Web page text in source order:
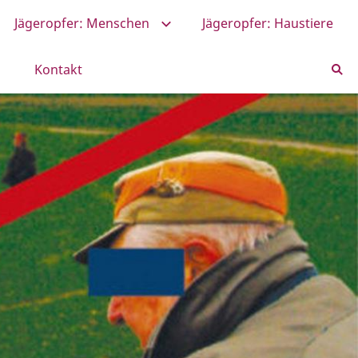
Jägeropfer: Menschen Jägeropfer: Haustiere
Kontakt